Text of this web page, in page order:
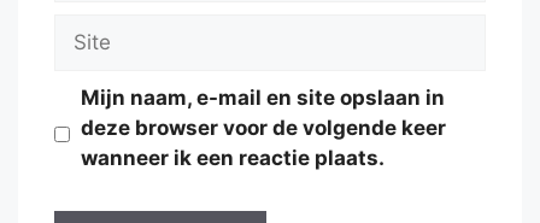
Site
Mijn naam, e-mail en site opslaan in
deze browser voor de volgende keer
wanneer ik een reactie plaats.